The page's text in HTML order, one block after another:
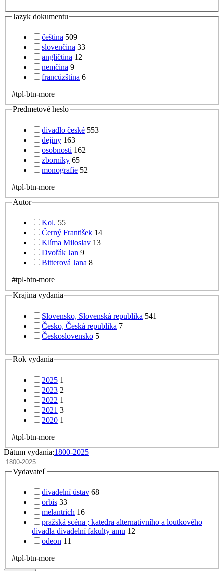
Jazyk dokumentu
čeština 509
slovenčina 33
angličtina 12
nemčina 9
francúzština 6
#tpl-btn-more
Predmetové heslo
divadlo české 553
dejiny 163
osobnosti 162
zborníky 65
monografie 52
#tpl-btn-more
Autor
Kol. 55
Černý František 14
Klíma Miloslav 13
Dvořák Jan 9
Bitterová Jana 8
#tpl-btn-more
Krajina vydania
Slovensko, Slovenská republika 541
Česko, Česká republika 7
Československo 5
Rok vydania
2025 1
2023 2
2022 1
2021 3
2020 1
#tpl-btn-more
Dátum vydania:1800-2025
Vydavateľ
divadelní ústav 68
orbis 33
melantrich 16
pražská scéna ; katedra alternativního a loutkového
divadla divadelní fakulty amu 12
odeon 11
#tpl-btn-more